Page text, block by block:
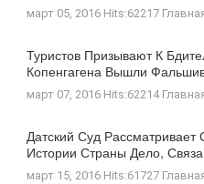
март 05, 2016 Hits:62217
Туристов Призывают К
Копенгагена Вышли
март 07, 2016 Hits:62214
Датский Суд
Истории Страны Дело,
март 15, 2016 Hits:61727